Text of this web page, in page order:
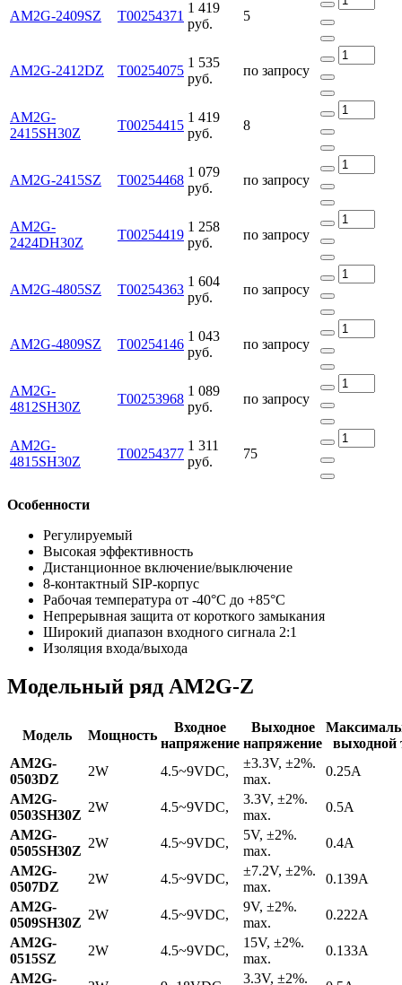
AM2G-2409SZ Т00254371
1 419
руб.
5
AM2G-2412DZ Т00254075
1 535
руб.
по запросу
AM2G-
2415SH30Z
Т00254415
1 419
руб.
8
AM2G-2415SZ Т00254468
1 079
руб.
по запросу
AM2G-
2424DH30Z
Т00254419
1 258
руб.
по запросу
AM2G-4805SZ Т00254363
1 604
руб.
по запросу
AM2G-4809SZ Т00254146
1 043
руб.
по запросу
AM2G-
4812SH30Z
Т00253968
1 089
руб.
по запросу
AM2G-
4815SH30Z
Т00254377
1 311
руб.
75
Особенности
Регулируемый
Высокая эффективность
Дистанционное включение/выключение
8-контактный SIP-корпус
Рабочая температура от -40°C до +85°C
Непрерывная защита от короткого замыкания
Широкий диапазон входного сигнала 2:1
Изоляция входа/выхода
Модельный ряд AM2G-Z
Модель Мощность
Входное
напряжение
Выходное
напряжение
выходной
AM2G-
0503DZ
2W 4.5~9VDC,
±3.3V, ±2%.
max.
0.25A
AM2G-
0503SH30Z
2W 4.5~9VDC,
3.3V, ±2%.
max.
0.5A
AM2G-
0505SH30Z
2W 4.5~9VDC,
5V, ±2%.
max.
0.4A
AM2G-
0507DZ
2W 4.5~9VDC,
±7.2V, ±2%.
max.
0.139A
AM2G-
0509SH30Z
2W 4.5~9VDC,
9V, ±2%.
max.
0.222A
AM2G-
0515SZ
2W 4.5~9VDC,
15V, ±2%.
max.
0.133A
AM2G-
3.3V, ±2%.